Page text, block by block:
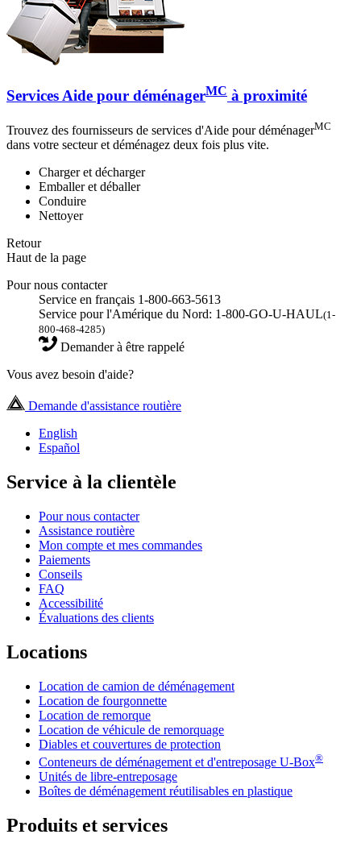
Services Aide pour déménagerMC à proximité
Trouvez des fournisseurs de services d'Aide pour déménagerMC
dans votre secteur et déménagez deux fois plus vite.
Charger et décharger
Emballer et déballer
Conduire
Nettoyer
Retour
Haut de la page
Pour nous contacter
Service en français 1-800-663-5613
Service pour l'Amérique du Nord: 1-800-GO-U-HAUL(1-
800-468-4285)
Demander à être rappelé
Vous avez besoin d'aide?
Demande d'assistance routière
English
Español
Service à la clientèle
Pour nous contacter
Assistance routière
Mon compte et mes commandes
Paiements
Conseils
FAQ
Accessibilité
Évaluations des clients
Locations
Location de camion de déménagement
Location de fourgonnette
Location de remorque
Location de véhicule de remorquage
Diables et couvertures de protection
Conteneurs de déménagement et d'entreposage U-Box®
Unités de libre-entreposage
Boîtes de déménagement réutilisables en plastique
Produits et services